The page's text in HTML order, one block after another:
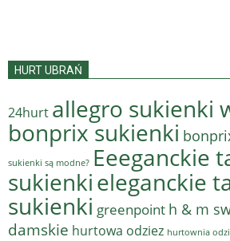
HURT UBRAŃ
24hurt allegro sukienki
bonprix sukienki
sukienki są modne? Eeeganckie
sukienkieleganckie
sukienki greenpoint h & m
damskie hurtowa odziez hurtownia